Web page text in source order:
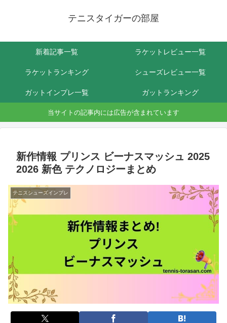
テニスタイガーの部屋
新着記事一覧 ラケットレビュー一覧
ラケットランキング シューズレビュー一覧
ガットインプレ一覧 ガットランキング
当サイトの記事内には広告が含まれています
新作情報 プリンス ビーナスマッシュ 2025
2026 新色 テクノロジーまとめ
テニスシューズインプレ